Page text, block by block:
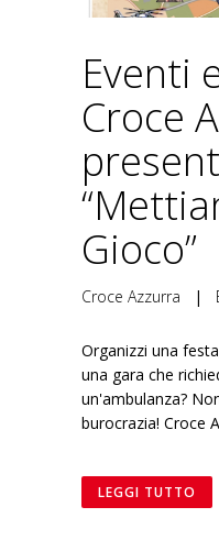
Eventi
Croce
Gioco”
Croce Azzurra |
Organizzi una
una gara che
un'ambulanza?
burocrazia! Croce
LEGGI TUTTO